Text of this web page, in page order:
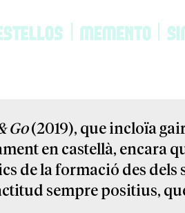
Go(2019), que incloïa
en castellà, encara
de la formació des
sempre positius,